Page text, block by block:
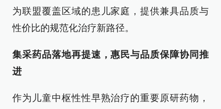
为联盟覆盖区域的患儿家庭，提供兼具品质与
性价比的规范化治疗新路径。
集采药品落地再提速，惠民与品质保障协同推
进
作为儿童中枢性性早熟治疗的重要原研药物，